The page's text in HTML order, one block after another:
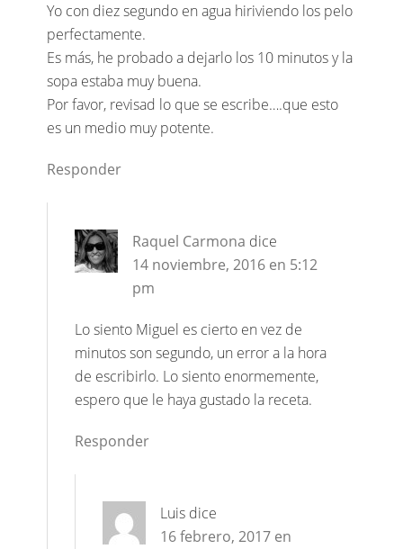
Yo con diez segundo en agua hiriviendo los pelo
perfectamente.
Es más, he probado a dejarlo los 10 minutos y la
sopa estaba muy buena.
Por favor, revisad lo que se escribe….que esto
es un medio muy potente.
Responder
Raquel Carmona dice
14 noviembre, 2016 en 5:12
pm
Lo siento Miguel es cierto en vez de
minutos son segundo, un error a la hora
de escribirlo. Lo siento enormemente,
espero que le haya gustado la receta.
Responder
Luis dice
16 febrero, 2017 en